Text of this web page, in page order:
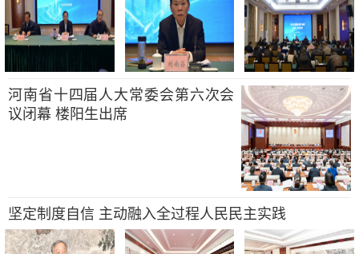
河南省十四届人大常委会第六次会
议闭幕 楼阳生出席
坚定制度自信 主动融入全过程人民民主实践